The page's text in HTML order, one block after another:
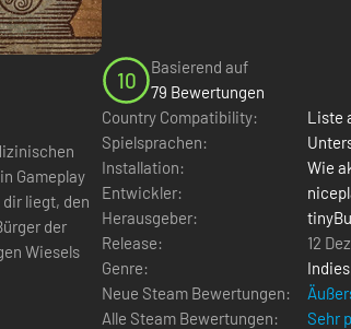
Gameplay
liegt, den
der
Wiesels
10
Basierend auf
79 Bewertungen
Country Compatibility:
Liste
Spielsprachen:
Installation:
Wie
Entwickler:
Herausgeber:
Release:
12
Genre:
Indies
Neue Steam Bewertungen:
Alle Steam Bewertungen:
Sehr